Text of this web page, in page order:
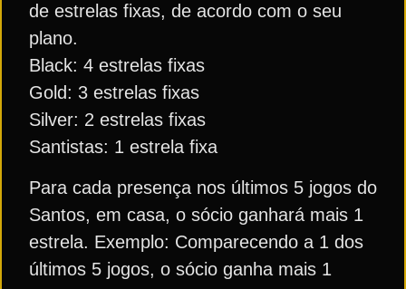
de estrelas fixas, de acordo com o seu
plano.
Black: 4 estrelas fixas
Gold: 3 estrelas fixas
Silver: 2 estrelas fixas
Santistas: 1 estrela fixa
Para cada presença nos últimos 5 jogos do
Santos, em casa, o sócio ganhará mais 1
estrela. Exemplo: Comparecendo a 1 dos
últimos 5 jogos, o sócio ganha mais 1